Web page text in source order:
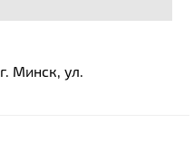
Минск, ул.